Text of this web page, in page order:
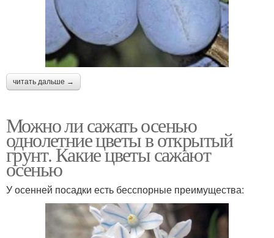
читать дальше →
Можно ли сажать осенью
однолетние цветы в открытый
грунт. Какие цветы сажают
осенью
У осенней посадки есть бесспорные преимущества: